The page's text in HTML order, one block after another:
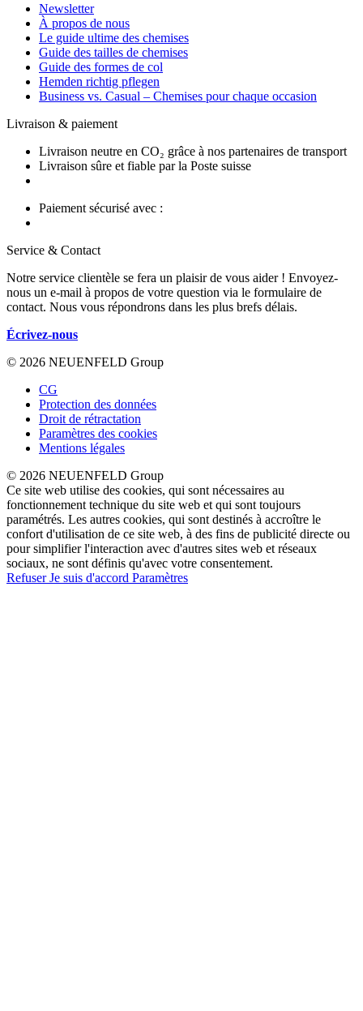
Newsletter
À propos de nous
Le guide ultime des chemises
Guide des tailles de chemises
Guide des formes de col
Hemden richtig pflegen
Business vs. Casual – Chemises pour chaque occasion
Livraison & paiement
Livraison neutre en CO₂ grâce à nos partenaires de transport
Livraison sûre et fiable par la Poste suisse
Paiement sécurisé avec :
Service & Contact
Notre service clientèle se fera un plaisir de vous aider ! Envoyez-
nous un e-mail à propos de votre question via le formulaire de
contact. Nous vous répondrons dans les plus brefs délais.
Écrivez-nous
© 2026 NEUENFELD Group
CG
Protection des données
Droit de rétractation
Paramètres des cookies
Mentions légales
© 2026 NEUENFELD Group
Ce site web utilise des cookies, qui sont nécessaires au
fonctionnement technique du site web et qui sont toujours
paramétrés. Les autres cookies, qui sont destinés à accroître le
confort d'utilisation de ce site web, à des fins de publicité directe ou
pour simplifier l'interaction avec d'autres sites web et réseaux
sociaux, ne sont définis qu'avec votre consentement.
RefuserJe suis d'accord Paramètres